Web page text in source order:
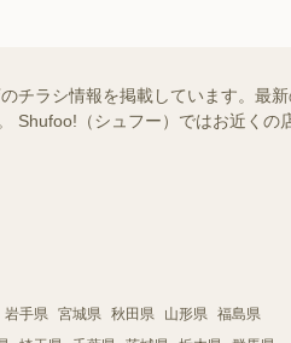
チラシ情報を掲載しています。最
Shufoo!（シュフー）ではお近く
岩手県 宮城県 秋田県 山形県 福島県